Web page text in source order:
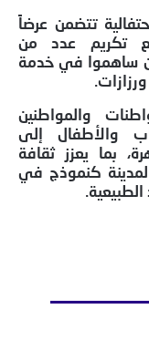
تتضمن عرضاً
مع تكريم عدد من
ساهموا في خدمة
والمواطنين
والأطفال إلى
بما يعزز ثقافة
كنموذج في